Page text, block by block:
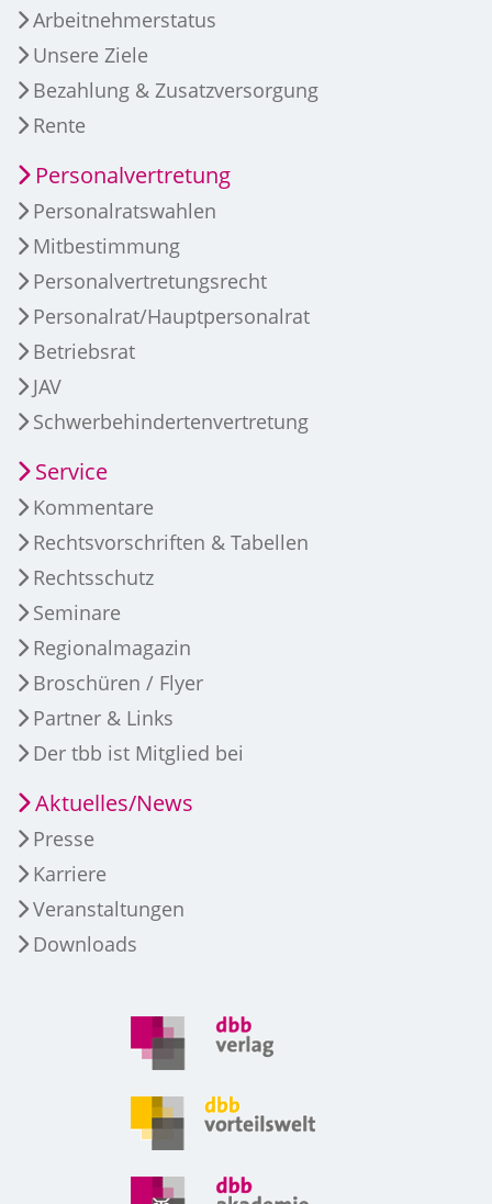
Arbeitnehmerstatus
Unsere Ziele
Bezahlung & Zusatzversorgung
Rente
Personalvertretung
Personalratswahlen
Mitbestimmung
Personalvertretungsrecht
Personalrat/Hauptpersonalrat
Betriebsrat
JAV
Schwerbehindertenvertretung
Service
Kommentare
Rechtsvorschriften & Tabellen
Rechtsschutz
Seminare
Regionalmagazin
Broschüren / Flyer
Partner & Links
Der tbb ist Mitglied bei
Aktuelles/News
Presse
Karriere
Veranstaltungen
Downloads